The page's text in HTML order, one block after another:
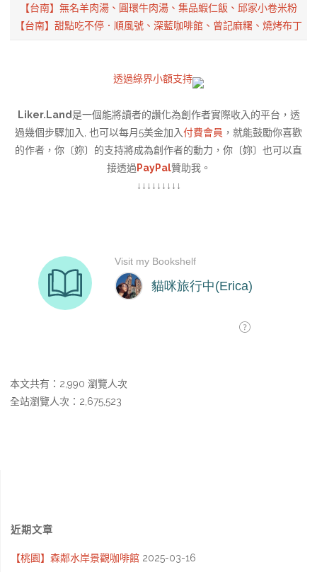
【台南】無名羊肉湯、圓環牛肉湯、集品蝦仁飯、邱家小卷米粉
【台南】甜點吃不停．順風號、深藍咖啡館、曾記麻糬、燒烤布丁
透過綠界小額支持
Liker.Land是一個能將讀者的讚化為創作者實際收入的平台，透
過幾個步驟加入, 也可以每月5美金加入付費會員 ，就能鼓勵你喜歡
的作者，你〔妳〕的支持將成為創作者的動力，你〔妳〕也可以直
接透過 PayPal贊助我。
↓↓↓↓↓↓↓↓↓
本文共有：2,990 瀏覽人次
全站瀏覽人次：2,675,523
近期文章
【桃園】森鄰水岸景觀咖啡館 2025-03-16